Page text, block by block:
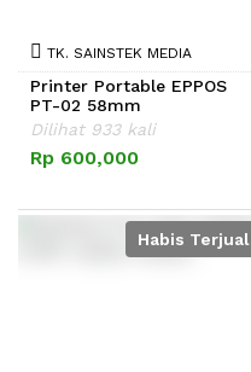
TK. SAINSTEK MEDIA
Printer Portable EPPOS
PT-02 58mm
Dilihat 933 kali
Rp 600,000
Habis Terjual